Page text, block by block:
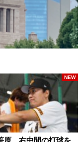
原、右中間の打球を
NEW